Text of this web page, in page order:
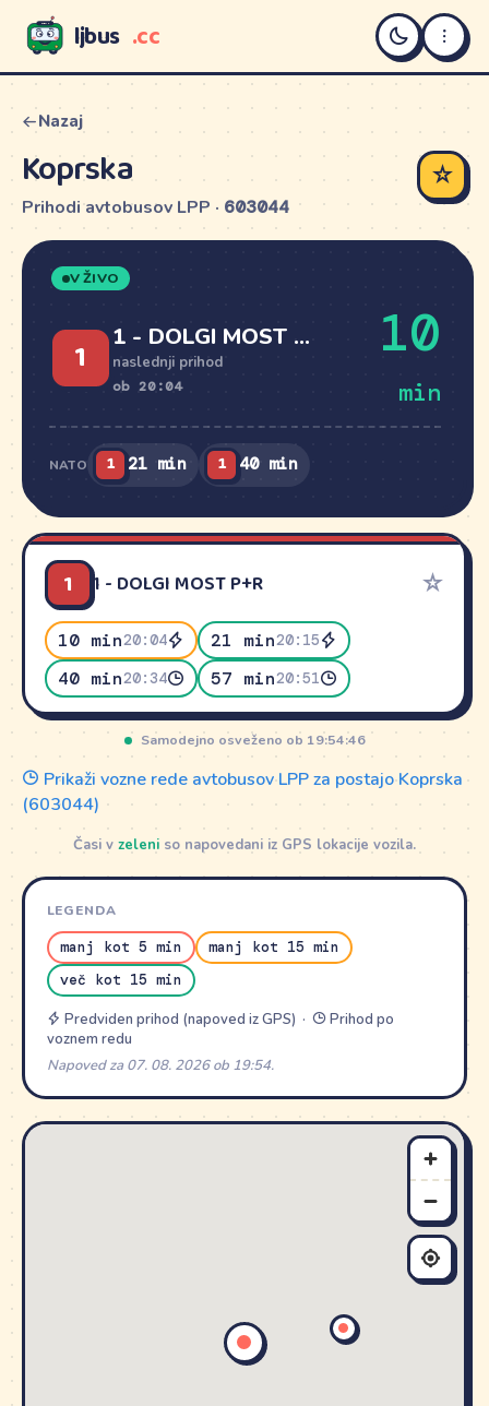
LJBUS ljbus .cc
Nazaj
Koprska
Prihodi avtobusov LPP · 603044
☆
V ŽIVO
1 1 - DOLGI MOST P+R
naslednji prihod
ob 20:04
10
min
NATO 1 21 min 1 40 min
1 1 - DOLGI MOST P+R ☆
10 min20:04 21 min20:15
40 min20:34 57 min20:51
Samodejno osveženo ob 19:54:46
Prikaži vozne rede avtobusov LPP za postajo Koprska
(603044)
Časi v zeleni so napovedani iz GPS lokacije vozila.
LEGENDA
manj kot 5 min
manj kot 15 min
več kot 15 min
Predviden prihod (napoved iz GPS) ·
Prihod po
voznem redu
Napoved za 07. 08. 2026 ob 19:54.